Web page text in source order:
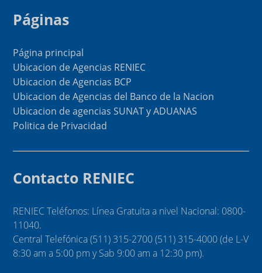
Páginas
Página principal
Ubicacion de Agencias RENIEC
Ubicacion de Agencias BCP
Ubicacion de Agencias del Banco de la Nacion
Ubicacion de agencias SUNAT y ADUANAS
Politica de Privacidad
Contacto RENIEC
RENIEC Teléfonos: Línea Gratuita a nivel Nacional: 0800-
11040.
Central Telefónica (511) 315-2700 (511) 315-4000 (de L-V
8:30 am a 5:00 pm y Sab 9:00 am a 12:30 pm).